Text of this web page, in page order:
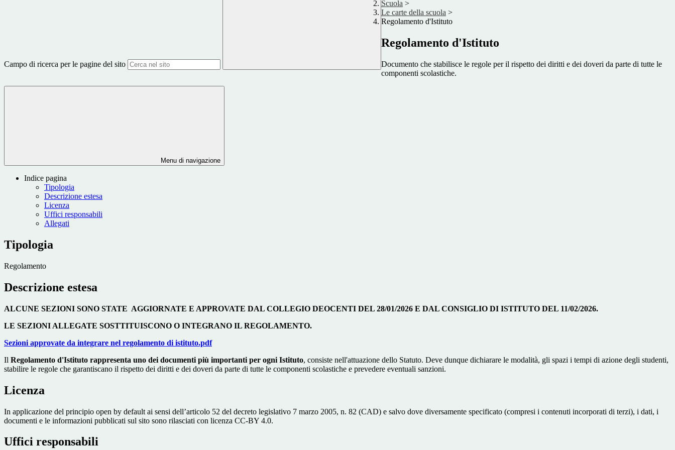
Campo di ricerca per le pagine del sito
Scuola >
Le carte della scuola >
Regolamento d'Istituto
Regolamento d'Istituto
Documento che stabilisce le regole per il rispetto dei diritti e dei doveri da parte di tutte le
componenti scolastiche.
Menu di navigazione
Indice pagina
Tipologia
Descrizione estesa
Licenza
Uffici responsabili
Allegati
Tipologia
Regolamento
Descrizione estesa
ALCUNE SEZIONI SONO STATE AGGIORNATE E APPROVATE DAL COLLEGIO DEOCENTI DEL 28/01/2026 E DAL CONSIGLIO DI ISTITUTO DEL 11/02/2026.
LE SEZIONI ALLEGATE SOSTTITUISCONO O INTEGRANO IL REGOLAMENTO.
Sezioni approvate da integrare nel regolamento di istituto.pdf
Il Regolamento d'Istituto rappresenta uno dei documenti più importanti per ogni Istituto, consiste nell'attuazione dello Statuto. Deve dunque dichiarare le modalità, gli spazi i tempi di azione degli studenti,
stabilire le regole che garantiscano il rispetto dei diritti e dei doveri da parte di tutte le componenti scolastiche e prevedere eventuali sanzioni.
Licenza
In applicazione del principio open by default ai sensi dell’articolo 52 del decreto legislativo 7 marzo 2005, n. 82 (CAD) e salvo dove diversamente specificato (compresi i contenuti incorporati di terzi), i dati, i
documenti e le informazioni pubblicati sul sito sono rilasciati con licenza CC-BY 4.0.
Uffici responsabili